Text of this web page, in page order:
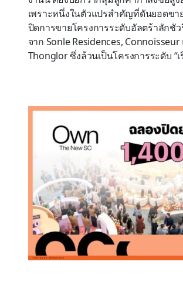
เพราะหนึ่งในตัวแปรสำคัญที่ดันยอดขา
ปิดการขายโครงการระดับอัลตร้าลักชั
จาก Sonle Residences,
Thonglor ซึ่งล้วนเป็นโครงการระดับ “เ